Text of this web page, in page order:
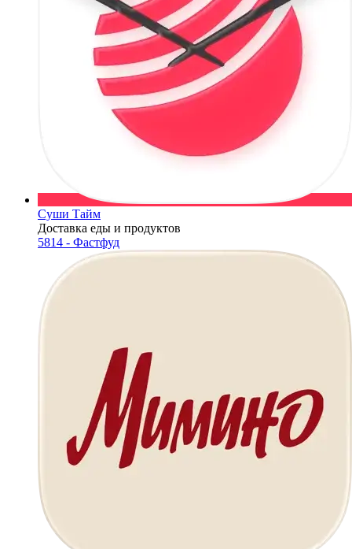
Суши Тайм
Доставка еды и продуктов
5814 - Фастфуд